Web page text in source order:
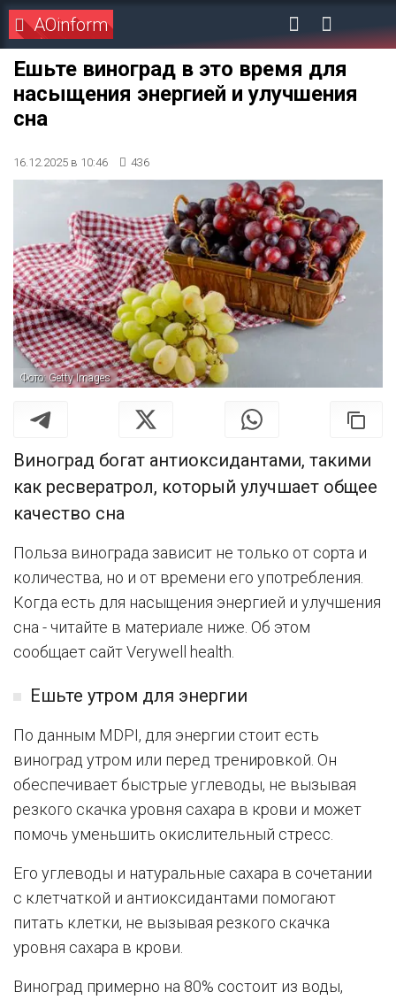
AOinform
Ешьте виноград в это время для
насыщения энергией и улучшения
сна
16.12.2025 в 10:46 436
Фото: Getty Images
Виноград богат антиоксидантами, такими
как ресвератрол, который улучшает общее
качество сна
Польза винограда зависит не только от сорта и
количества, но и от времени его употребления.
Когда есть для насыщения энергией и улучшения
сна - читайте в материале ниже. Об этом
сообщает сайт Verywell health.
Ешьте утром для энергии
По данным MDPI, для энергии стоит есть
виноград утром или перед тренировкой. Он
обеспечивает быстрые углеводы, не вызывая
резкого скачка уровня сахара в крови и может
помочь уменьшить окислительный стресс.
Его углеводы и натуральные сахара в сочетании
с клетчаткой и антиоксидантами помогают
питать клетки, не вызывая резкого скачка
уровня сахара в крови.
Виноград примерно на 80% состоит из воды,